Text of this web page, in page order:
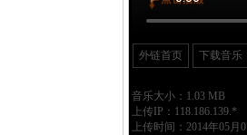
外链首页 下载音乐
音乐大小：1.03 MB
上传IP：118.186.139.*
上传时间：2014年05月